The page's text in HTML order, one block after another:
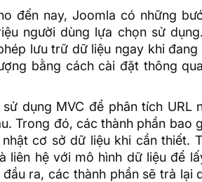
đến nay, Joomla có những
người dùng lựa chọn sử
lưu trữ dữ liệu ngay khi
bằng cách cài đặt thông
dụng MVC để phân tích URL
Trong đó, các thành phần bao
cơ sở dữ liệu khi cần thiết.
liên hệ với mô hình dữ liệu để
ra, các thành phần sẽ trả lại